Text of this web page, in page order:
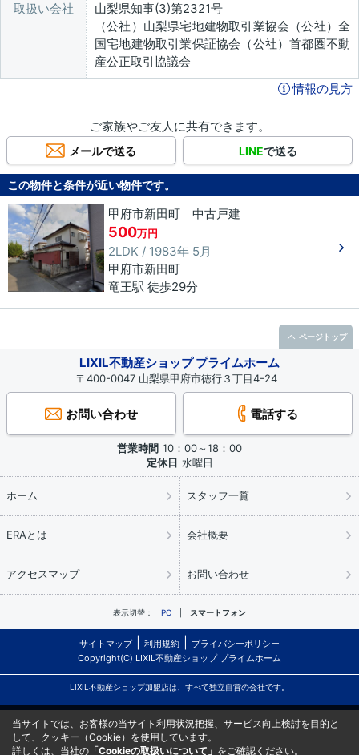
取扱い会社
山梨県知事(3)第2321号
（公社）山梨県宅地建物取引業協会（公社）全
国宅地建物取引業保証協会（公社）首都圏不動
産公正取引協議会
情報の見方
ご家族やご友人に共有できます。
メールで送る LINEで送る
この物件と条件が近い物件です。
甲府市新田町 中古戸建
500万円
2LDK / 1983年 5月
甲府市新田町
竜王駅 徒歩29分
LIXIL不動産ショップ プライムホーム
〒400-0047 山梨県甲府市徳行３丁目4-24
お問い合わせ 電話する
営業時間 10：00～18：00
定休日 水曜日
ホーム スタッフ一覧
ERAとは 会社概要
アクセスマップ お問い合わせ
表示切替： PC スマートフォン
サイトマップ 利用規約
プライバシーポリシー
Copyright(C) LIXIL不動産ショップ プライムホーム
LIXIL不動産ショップ加盟店は、すべて独立自営の会社です。
ページトップ
当サイトでは、お客様の当サイト利用状況把握、サービス向上検討を目的と
して、クッキー（Cookie）を使用しています。
詳しくは、当社の 「Cookieの取扱いについて」 をご確認ください。